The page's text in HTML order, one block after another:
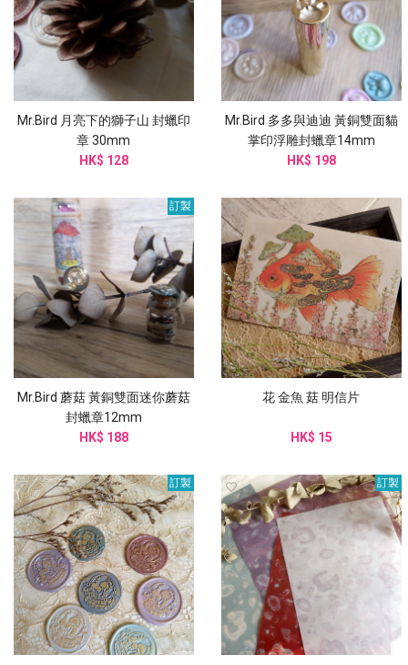
Mr.Bird 月亮下的獅子山 封蠟印
章 30mm
HK$ 128
Mr.Bird 多多與迪迪 黃銅雙面貓
掌印浮雕封蠟章14mm
HK$ 198
訂製
Mr.Bird 蘑菇 黃銅雙面迷你蘑菇
封蠟章12mm
HK$ 188
花 金魚 菇 明信片
HK$ 15
訂製 訂製